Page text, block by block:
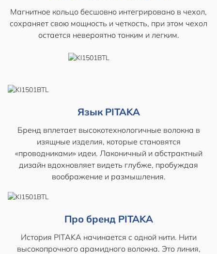
Магнитное кольцо бесшовно интегрировано в чехол,
сохраняет свою мощность и четкость, при этом чехол
остается невероятно тонким и легким.
Язык PITAKA
Бренд вплетает высокотехнологичные волокна в
изящные изделия, которые становятся
«проводниками» идеи. Лаконичный и абстрактный
дизайн вдохновляет видеть глубже, пробуждая
воображение и размышления.
Про бренд PITAKA
История PITAKA начинается с одной нити. Нити
высокопрочного арамидного волокна. Это линия,